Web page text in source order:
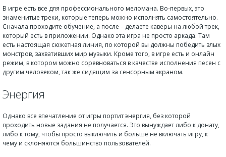
В игре есть все для профессионального меломана. Во-первых, это
знаменитые треки, которые теперь можно исполнять самостоятельно.
Сначала проходите обучение, а после – делаете каверы на любой трек,
который есть в приложении. Однако эта игра не просто аркада. Там
есть настоящая сюжетная линия, по которой вы должны победить злых
монстров, захвативших мир музыки. Кроме того, в игре есть и онлайн
режим, в котором можно соревноваться в качестве исполнения песен с
другим человеком, так же сидящим за сенсорным экраном.
Энергия
Однако все впечатление от игры портит энергия, без которой
проходить новые задания не получается. Это вынуждает либо к донату,
либо к тому, чтобы просто выключить и больше не включать игру, к
чему и склоняются большинство пользователей.